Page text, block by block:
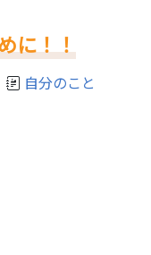
に！！
自分のこと